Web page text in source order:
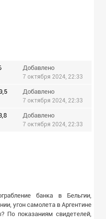
Добавлено
7 октября 2024, 22:33
Добавлено
7 октября 2024, 22:33
Добавлено
7 октября 2024, 22:33
банка в Бельгии,
угон самолета в Аргентине
По показаниям свидетелей,